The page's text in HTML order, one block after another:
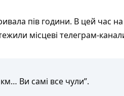
пів години. В цей час
місцеві телеграм-
Ви самі все чули”.